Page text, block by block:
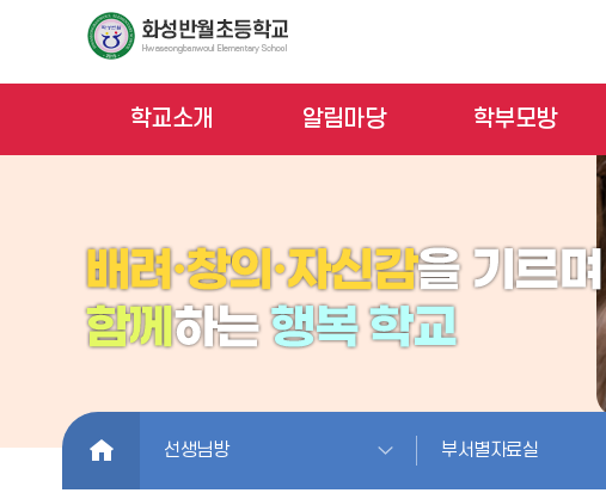
학교소개 알림마당 학부모방
HOME 선생님방 부서별자료실